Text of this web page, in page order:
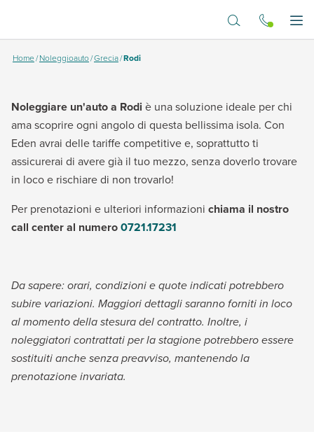
Home/Noleggioauto/Grecia/Rodi
Noleggiare un'auto a Rodi è una soluzione ideale per chi
ama scoprire ogni angolo di questa bellissima isola. Con
Eden avrai delle tariffe competitive e, soprattutto ti
assicurerai di avere già il tuo mezzo, senza doverlo trovare
in loco e rischiare di non trovarlo!
Per prenotazioni e ulteriori informazioni chiama il nostro
call center al numero0721.17231
Da sapere: orari, condizioni e quote indicati potrebbero
subire variazioni. Maggiori dettagli saranno forniti in loco
al momento della stesura del contratto. Inoltre, i
noleggiatori contrattati per la stagione potrebbero essere
sostituiti anche senza preavviso, mantenendo la
prenotazione invariata.